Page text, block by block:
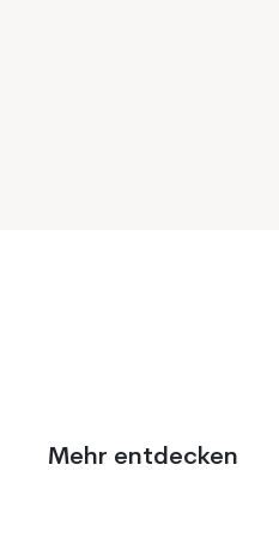
Mehr entdecken